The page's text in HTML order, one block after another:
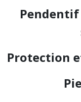
Protection